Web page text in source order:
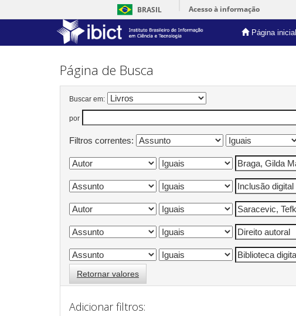
BRASIL Acesso à informação
Página inicial
Skip
Página de Busca
Buscar em:
por
Filtros correntes:
Retornar valores
Adicionar filtros: